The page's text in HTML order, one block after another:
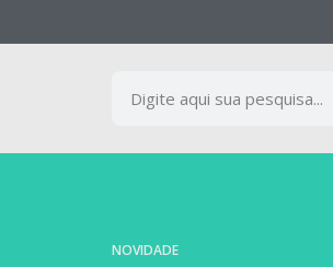
NOVIDADE